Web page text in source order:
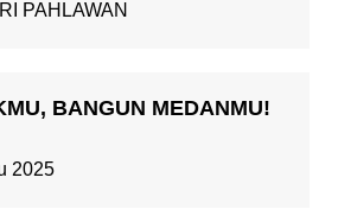
BANGUN MEDANMU!